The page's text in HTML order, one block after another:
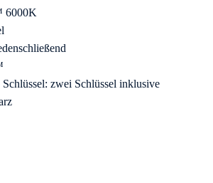
6000K
zwei Schlüssel inklusive